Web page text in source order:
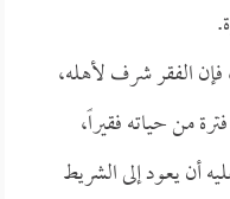
فإن الفقر شرف لأهله،
من حياته فقيراً،
أن يعود إلى الشريط